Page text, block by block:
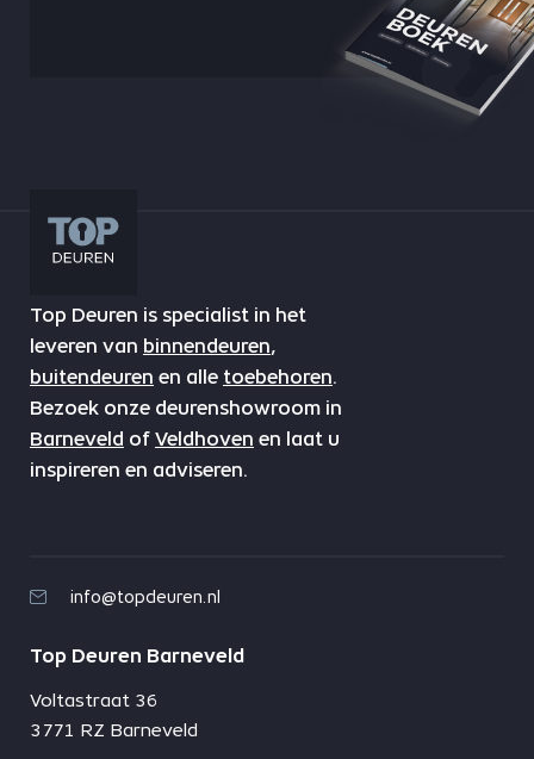
Top Deuren is specialist in het
leveren van binnendeuren,
buitendeuren en alle toebehoren.
Bezoek onze deurenshowroom in
Barneveld of Veldhoven en laat u
inspireren en adviseren.
info@topdeuren.nl
Top Deuren Barneveld
Voltastraat 36
3771 RZ Barneveld